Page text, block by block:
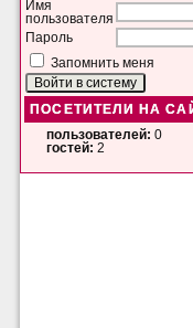
Имя
пользователя
Пароль
Запомнить меня
ПОСЕТИТЕЛИ НА
пользователей: 0
гостей: 2